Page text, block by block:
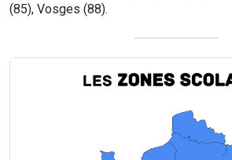
(85), Vosges (88).